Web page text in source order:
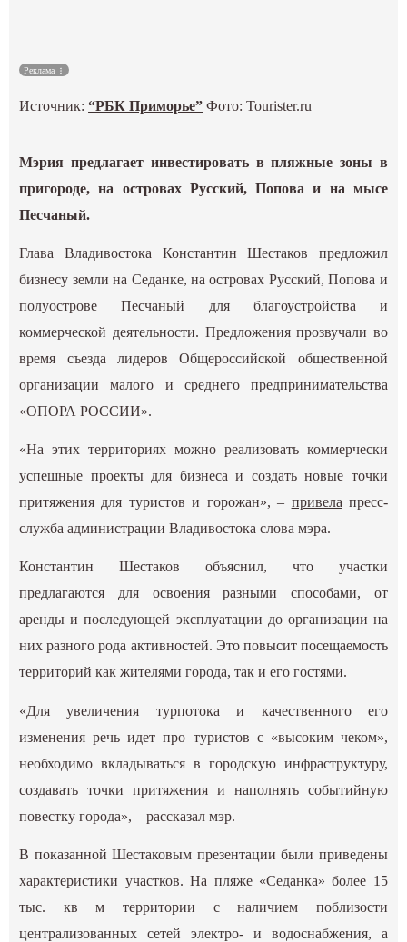
ГИД
Реклама
Источник:“РБК Приморье” Фото:Tourister.ru
Мэрия предлагает инвестировать в пляжные зоны в
пригороде, на островах Русский, Попова и на мысе
Песчаный.
Глава Владивостока Константин Шестаков предложил
бизнесу земли на Седанке, на островах Русский, Попова и
полуострове Песчаный для благоустройства и
коммерческой деятельности. Предложения прозвучали во
время съезда лидеров Общероссийской общественной
организации малого и среднего предпринимательства
«ОПОРА РОССИИ».
«На этих территориях можно реализовать коммерчески
успешные проекты для бизнеса и создать новые точки
притяжения для туристов и горожан», – привела пресс-
служба администрации Владивостока слова мэра.
Константин Шестаков объяснил, что участки
предлагаются для освоения разными способами, от
аренды и последующей эксплуатации до организации на
них разного рода активностей. Это повысит посещаемость
территорий как жителями города, так и его гостями.
«Для увеличения турпотока и качественного его
изменения речь идет про туристов с «высоким чеком»,
необходимо вкладываться в городскую инфраструктуру,
создавать точки притяжения и наполнять событийную
повестку города», – рассказал мэр.
В показанной Шестаковым презентации были приведены
характеристики участков. На пляже «Седанка» более 15
тыс. кв м территории с наличием поблизости
централизованных сетей электро- и водоснабжения, а